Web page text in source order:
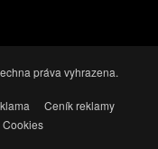
práva vyhrazena.
Ceník reklamy
Cookies